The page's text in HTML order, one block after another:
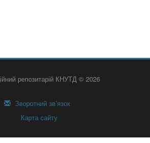
репозитарій КНУТД © 2026
Зворотний зв’язок
Карта сайту